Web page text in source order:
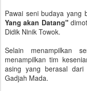
Pawai seni budaya yang
Yang akan Datang"
Didik Ninik Towok.
Selain menampilkan
menampilkan tim
asing yang berasal
Gadjah Mada.